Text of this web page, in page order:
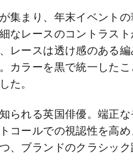
集まり、年末イベント
なレースのコントラス
レースは透け感のある
カラーを黒で統一した
た。
られる英国俳優。端正
コールでの視認性を高
、ブランドのクラシッ